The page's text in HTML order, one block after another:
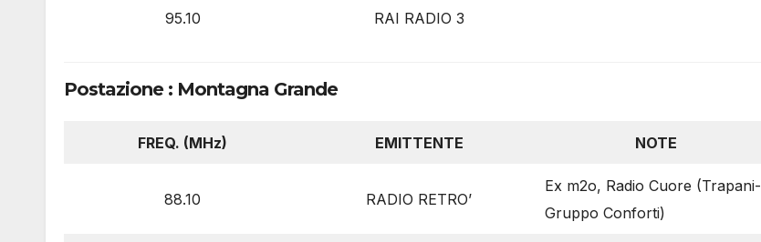
95.10 RAI RADIO 3
Postazione : Montagna Grande
FREQ. (MHz) EMITTENTE NOTE
88.10 RADIO RETRO’
Ex m2o, Radio Cuore (Trapani-
Gruppo Conforti)